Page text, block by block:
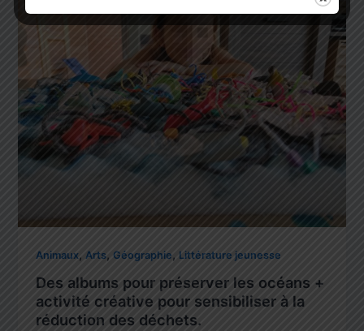
Animaux, Arts, Géographie , Littérature jeunesse
Des albums pour préserver les océans +
activité créative pour sensibiliser à la
réduction des déchets.